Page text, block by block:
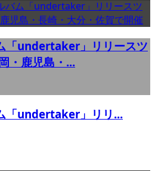
「undertaker」リリースツ
・鹿児島・...
「undertaker」リリ...